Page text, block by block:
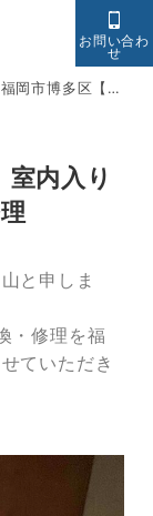
お問い合わ
せ
岡】 室内入り口扉の型ガラス4㎜交換・修理
内入り
と申しま
・修理を福
ていただき